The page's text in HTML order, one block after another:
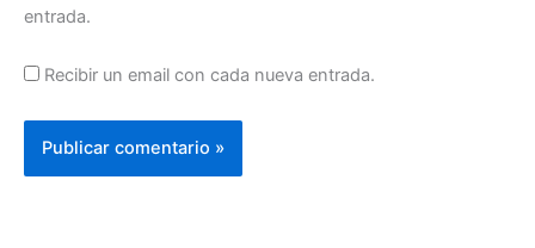
entrada.
Recibir un email con cada nueva entrada.